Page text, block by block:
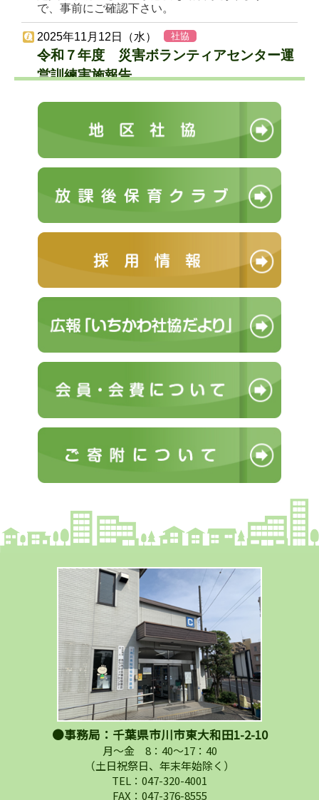
●事務局：千葉県市川市東大和田1-2-10
月～金 8：40～17：40
（土日祝祭日、年末年始除く）
TEL：047-320-4001
FAX：047-376-8555